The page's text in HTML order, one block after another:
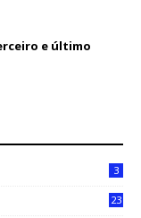
e último
3
23